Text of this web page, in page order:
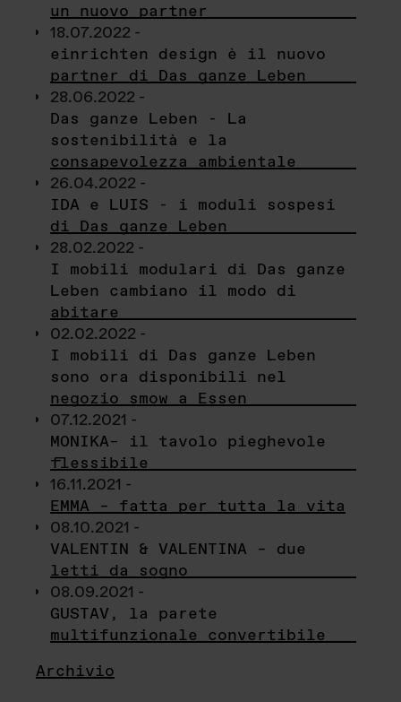
un nuovo partner
18.07.2022 -
einrichten design è il nuovo
partner di Das ganze Leben
28.06.2022 -
Das ganze Leben - La
sostenibilità e la
consapevolezza ambientale
26.04.2022 -
IDA e LUIS - i moduli sospesi
di Das ganze Leben
28.02.2022 -
I mobili modulari di Das ganze
Leben cambiano il modo di
abitare
02.02.2022 -
I mobili di Das ganze Leben
sono ora disponibili nel
negozio smow a Essen
07.12.2021 -
MONIKA– il tavolo pieghevole
flessibile
16.11.2021 -
EMMA – fatta per tutta la vita
08.10.2021 -
VALENTIN & VALENTINA – due
letti da sogno
08.09.2021 -
GUSTAV, la parete
multifunzionale convertibile
Archivio